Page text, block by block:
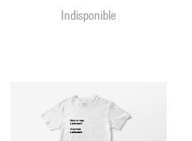
Indisponible